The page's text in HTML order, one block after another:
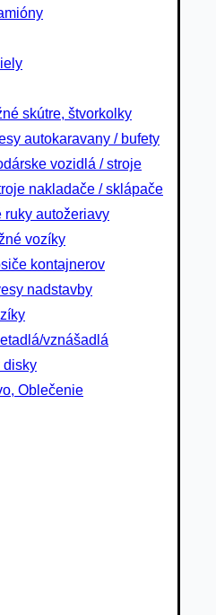
skútre, štvorkolky
autokaravany / bufety
vozidlá / stroje
nakladače / sklápače
ruky autožeriavy
vozíky
kontajnerov
nadstavby
vznášadlá
disky
Oblečenie
štvorkolky
/ bufety
/ stroje
/ sklápače